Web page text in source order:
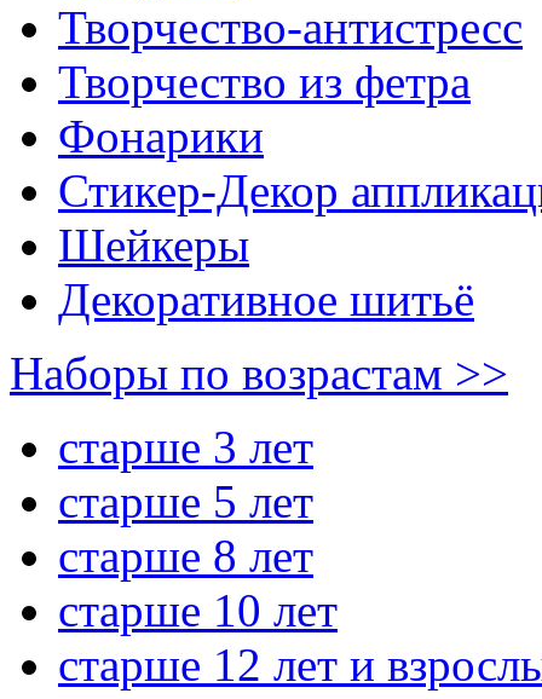
Творчество-антистресс
Творчество из фетра
Фонарики
Стикер-Декор
Шейкеры
Декоративное шитьё
Наборы по возрастам >>
старше 3 лет
старше 5 лет
старше 8 лет
старше 10 лет
старше 12 лет и